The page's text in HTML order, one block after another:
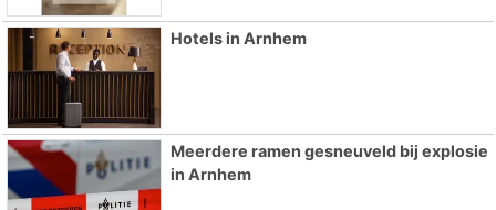
Hotels in Arnhem
Meerdere ramen gesneuveld bij explosie
in Arnhem